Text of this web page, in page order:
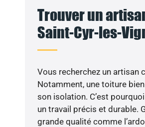
Trouver un
Saint-Cyr-les-
Vous recherchez un artisan
Notamment, une toiture
son isolation. C’est
un travail précis et durable.
grande qualité comme